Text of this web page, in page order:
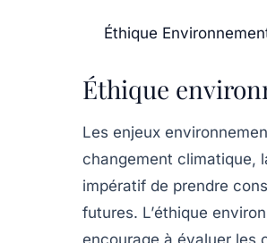
Éthique
Éthique
Les enjeux
changement climatique,
impératif de prendre
futures. L’éthique
encourage à évaluer les